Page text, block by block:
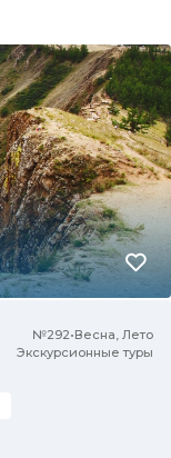
№292•Весна, Лето
Экскурсионные туры